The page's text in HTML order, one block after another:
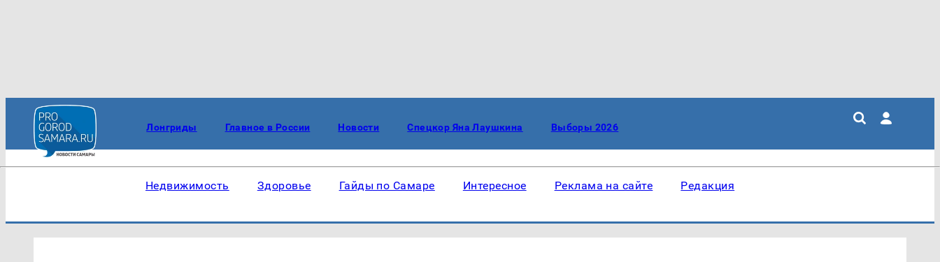
Лонгриды Главное в России Новости Спецкор Яна Лаушкина Выборы 2026
Недвижимость Здоровье Гайды по Самаре Интересное Реклама на сайте Редакция